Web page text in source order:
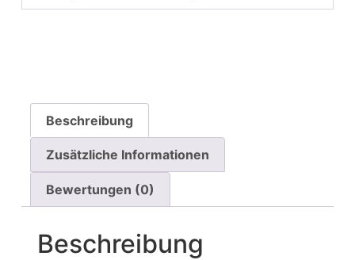
Beschreibung
Zusätzliche Informationen
Bewertungen (0)
Beschreibung